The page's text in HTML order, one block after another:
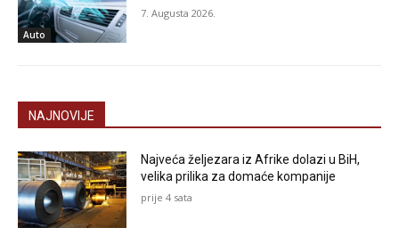
Auto
7. Augusta 2026.
NAJNOVIJE
Najveća željezara iz Afrike dolazi u BiH,
velika prilika za domaće kompanije
prije 4 sata